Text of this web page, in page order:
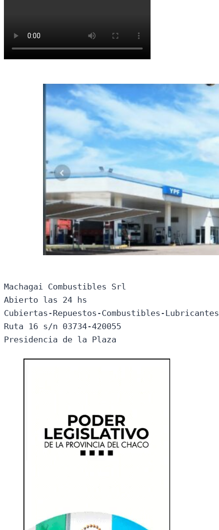
Machagai Combustibles Srl
Abierto las 24 hs
Cubiertas-Repuestos-Combustibles-
Ruta 16 s/n 03734-420055
Presidencia de la Plaza